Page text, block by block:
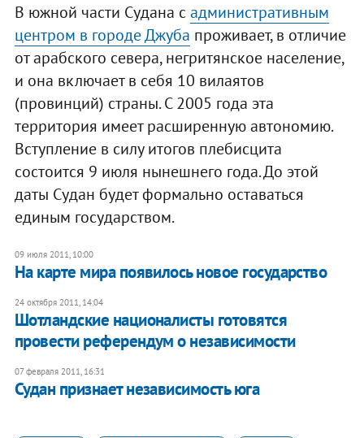
В южной части Судана садминистративным
центром в городе Джуба проживает, в отличие
от арабского севера, негритянское население,
и она включает в себя 10 вилаятов
(провинций) страны. С 2005 года эта
территория имеет расширенную автономию.
Вступление в силу итогов плебисцита
состоится 9 июля нынешнего года. До этой
даты Судан будет формально оставаться
единым государством.
09 июля 2011, 10:00
На карте мира появилось новое государство
24 октября 2011, 14:04
​Шотландские националисты готовятся
провести референдум о независимости
07 февраля 2011, 16:31
Судан признает независимость юга